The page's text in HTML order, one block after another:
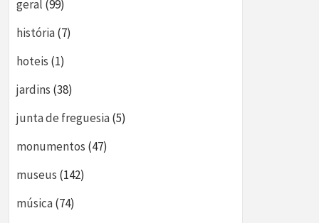
geral (99)
história(7)
hoteis (1)
jardins (38)
junta de freguesia(5)
monumentos (47)
museus (142)
música(74)